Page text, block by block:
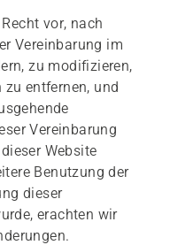
vor, nach
Vereinbarung im
zu modifizieren,
entfernen, und
Vereinbarung
Website
Benutzung der
dieser
erachten wir